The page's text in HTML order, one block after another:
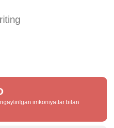
imkoniyatlar bilan